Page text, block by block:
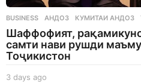
BUSINESS АНДОЗ ,КУМИТАИ АНДОЗ
Шаффофият,
самти нави рушди
Тоҷикистон
3 days ago